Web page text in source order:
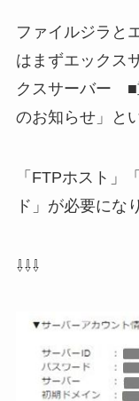
ファイルジラと
はまずエックス
クスサーバー ■
のお知らせ」と
「FTPホスト」
ド」が必要にな
⇩⇩⇩